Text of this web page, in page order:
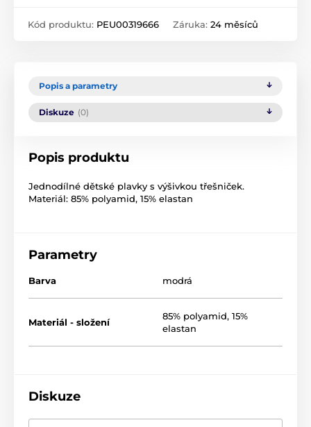
Kód produktu: PEU00319666 Záruka: 24 měsíců
Popis a parametry
Diskuze (0)
Popis produktu
Jednodílné dětské plavky s výšivkou třešniček.
Materiál: 85% polyamid, 15% elastan
Parametry
Barva modrá
Materiál - složení
85% polyamid, 15%
elastan
Diskuze